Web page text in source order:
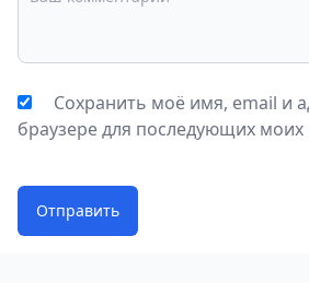
Сохранить моё имя, email и
браузере для последующих
Отправить